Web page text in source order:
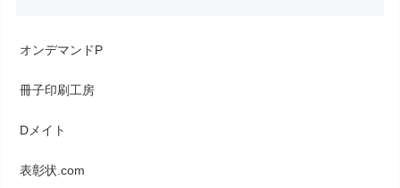
オンデマンドP
冊子印刷工房
Dメイト
表彰状.com